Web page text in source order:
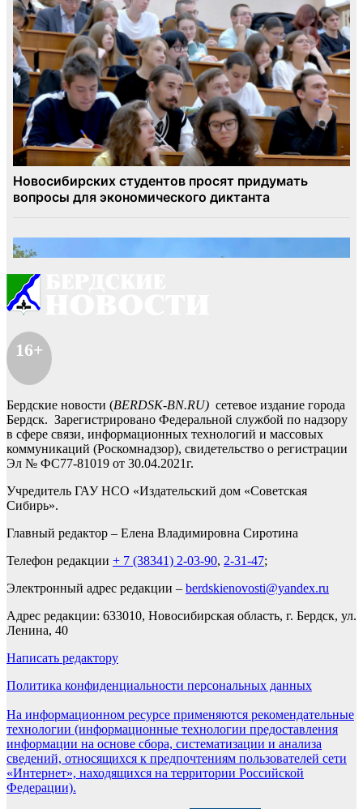
16+
Бердские новости (BERDSK-BN.RU) сетевое издание города
Бердск. Зарегистрировано Федеральной службой по надзору
в сфере связи, информационных технологий и массовых
коммуникаций (Роскомнадзор), свидетельство о регистрации
Эл № ФС77-81019 от 30.04.2021г.
Учредитель ГАУ НСО «Издательский дом «Советская
Сибирь».
Главный редактор – Елена Владимировна Сиротина
Телефон редакции + 7 (38341) 2-03-90, 2-31-47;
Электронный адрес редакции – berdskienovosti@yandex.ru
Адрес редакции: 633010, Новосибирская область, г. Бердск, ул.
Ленина, 40
Написать редактору
Политика конфиденциальности персональных данных
На информационном ресурсе применяются рекомендательные
технологии (информационные технологии предоставления
информации на основе сбора, систематизации и анализа
сведений, относящихся к предпочтениям пользователей сети
«Интернет», находящихся на территории Российской
Федерации).